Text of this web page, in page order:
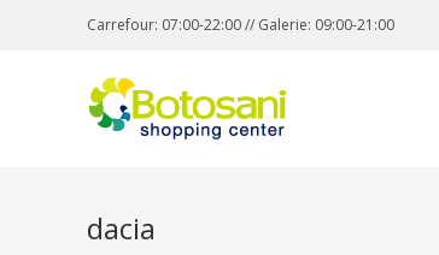
Carrefour: 07:00-22:00 // Galerie: 09:00-21:00
dacia